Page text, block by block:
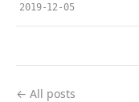
2019-12-05
← All posts